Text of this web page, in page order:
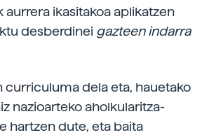
ikasitakoa aplikatzen
desberdinei gazteen indarra
curriculuma dela eta, hauetako
nazioarteko aholkularitza-
hartzen dute, eta baita